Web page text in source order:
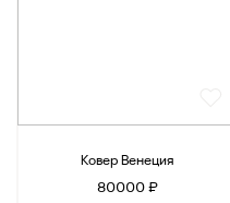
Ковер Венеция
80000 ₽